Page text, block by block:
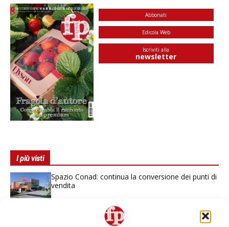
Abbonati
Edicola Web
Iscriviti alla
newsletter
I più visti
Spazio Conad: continua la conversione dei punti di
vendita
Non è una susina: è Metis… e può rivoluzionare la